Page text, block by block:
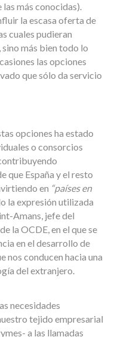
más conocidas).
la escasa oferta de
cuales pudieran
sino más bien todo lo
las opciones
que sólo da servicio
opciones ha estado
o consorcios
que España y el resto
en “países en
la expresión utilizada
Amans, jefe del
la OCDE, en el que se
en el desarrollo de
nos conducen hacia una
del extranjero.
necesidades
tejido empresarial
a las llamadas